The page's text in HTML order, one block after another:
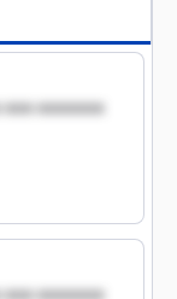
xxxxxxx
xxxxxxx